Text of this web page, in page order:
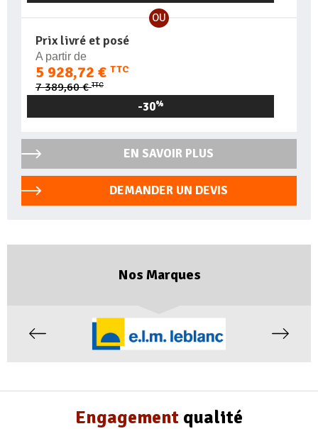
OU
Prix livré et posé
A partir de
5 928,72 € TTC
7 389,60 €TTC
-30%
EN SAVOIR PLUS
DEMANDER UN DEVIS
Nos Marques
Engagement qualité